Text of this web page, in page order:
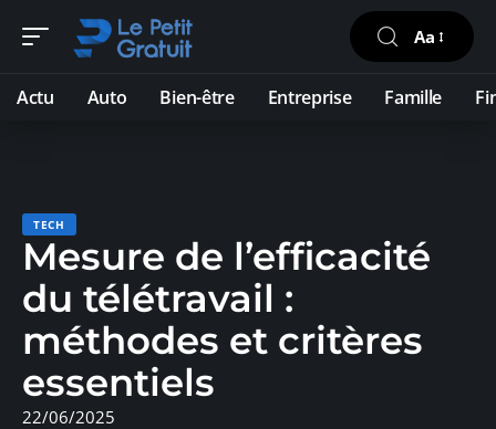
Aa
Actu Auto Bien-être Entreprise Famille
TECH
Mesure de l’efficacité
du télétravail :
méthodes et critères
essentiels
22/06/2025